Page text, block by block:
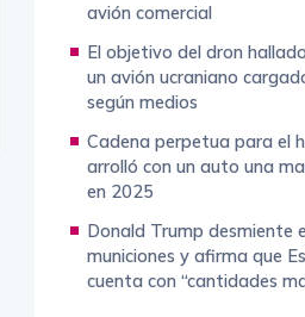
avión comercial
El objetivo del dron
un avión ucraniano
según medios
Cadena perpetua para el
arrolló con un auto una
en 2025
Donald Trump desmiente
municiones y afirma que
cuenta con “cantidades